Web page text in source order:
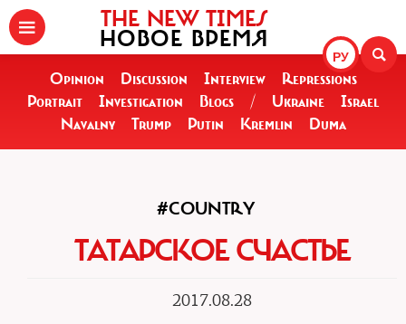
РУ
THE NEW TIMES
НОВОЕ ВРЕМЯ
Opinion Discussion Interview
Repressions
Portrait
Investigation Blogs / Ukraine
Israel
Navalny
Trump Putin Kremlin Duma
#COUNTRY
ТАТАРСКОЕ СЧАСТЬЕ
2017.08.28